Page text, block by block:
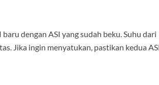
dengan ASI yang sudah beku. Suhu dari
Jika ingin menyatukan, pastikan kedua